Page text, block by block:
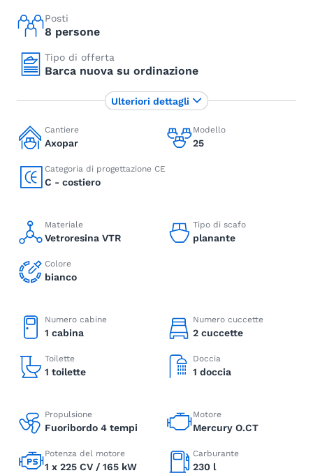
Posti
8 persone
Tipo di offerta
Barca nuova su ordinazione
Cantiere
Axopar
Modello
25
Categoria di progettazione CE
C - costiero
Materiale
Vetroresina VTR
Tipo di scafo
planante
Colore
bianco
Numero cabine
1 cabina
Numero cuccette
2 cuccette
Toilette
1 toilette
Doccia
1 doccia
Propulsione
Fuoribordo 4 tempi
Motore
Mercury O.CT
Potenza del motore
1 x 225 CV / 165 kW
Carburante
230 l
Ulteriori dettagli